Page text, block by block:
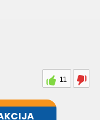
11